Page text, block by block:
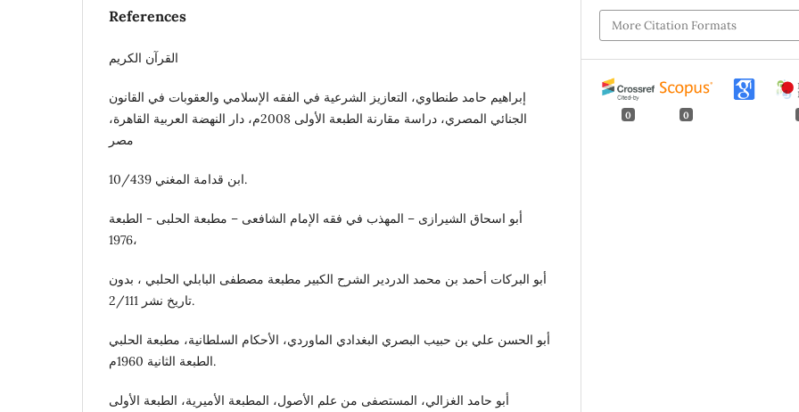
References
القرآن الكريم
إبراهيم حامد طنطاوي، التعازيز الشرعية في الفقه الإسلامي والعقوبات في القانون
الجنائي المصري، دراسة مقارنة الطبعة الأولى 2008م، دار النهضة العربية القاهرة،
مصر
ابن قدامة المغني 10/439.
أبو اسحاق الشيرازى – المهذب في فقه الإمام الشافعى – مطبعة الحلبى - الطبعة
1976،
أبو البركات أحمد بن محمد الدردير الشرح الكبير مطبعة مصطفى البابلي الحلبي ، بدون
تاريخ نشر 2/111.
أبو الحسن علي بن حبيب البصري البغدادي الماوردي، الأحكام السلطانية، مطبعة الحلبي
الطبعة الثانية 1960م.
أبو حامد الغزالي، المستصفى من علم الأصول، المطبعة الأميرية، الطبعة الأولى
More Citation Formats
0 0